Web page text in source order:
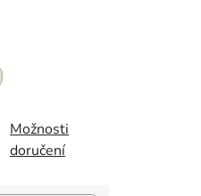
Možnosti
doručení